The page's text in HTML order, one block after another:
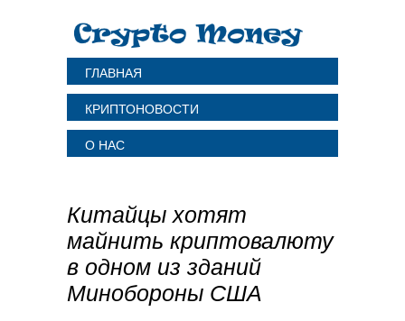
ГЛАВНАЯ
КРИПТОНОВОСТИ
О НАС
Китайцы хотят
майнить криптовалюту
в одном из зданий
Минобороны США